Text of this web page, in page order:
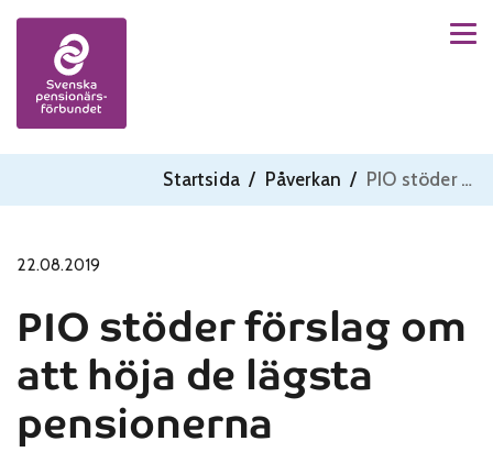
Skip to content
Startsida / Påverkan / PIO stöder förslag om att höja de lägsta pensionerna
22.08.2019
PIO stöder förslag om
att höja de lägsta
pensionerna